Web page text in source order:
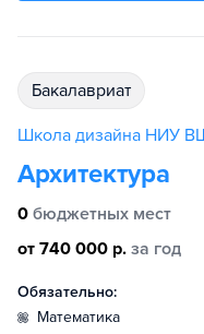
бакалавриат
Школа дизайна НИУ
Архитектура
0 бюджетных мест
от 740 000 р. за год
Обязательно:
математика